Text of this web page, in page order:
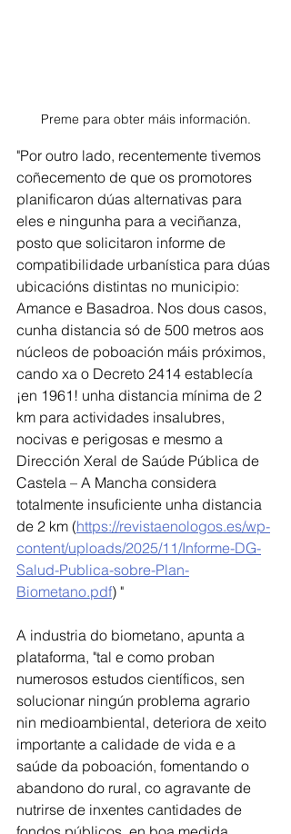
Preme para obter máis información.
"Por outro lado, recentemente tivemos
coñecemento de que os promotores
planificaron dúas alternativas para
eles e ningunha para a veciñanza,
posto que solicitaron informe de
compatibilidade urbanística para dúas
ubicacións distintas no municipio:
Amance e Basadroa. Nos dous casos,
cunha distancia só de 500 metros aos
núcleos de poboación máis próximos,
cando xa o Decreto 2414 establecía
¡en 1961! unha distancia mínima de 2
km para actividades insalubres,
nocivas e perigosas e mesmo a
Dirección Xeral de Saúde Pública de
Castela – A Mancha considera
totalmente insuficiente unha distancia
de 2 km (https://revistaenologos.es/wp-
content/uploads/2025/11/Informe-DG-
Salud-Publica-sobre-Plan-
Biometano.pdf) "
A industria do biometano, apunta a
plataforma, "tal e como proban
numerosos estudos científicos, sen
solucionar ningún problema agrario
nin medioambiental, deteriora de xeito
importante a calidade de vida e a
saúde da poboación, fomentando o
abandono do rural, co agravante de
nutrirse de inxentes cantidades de